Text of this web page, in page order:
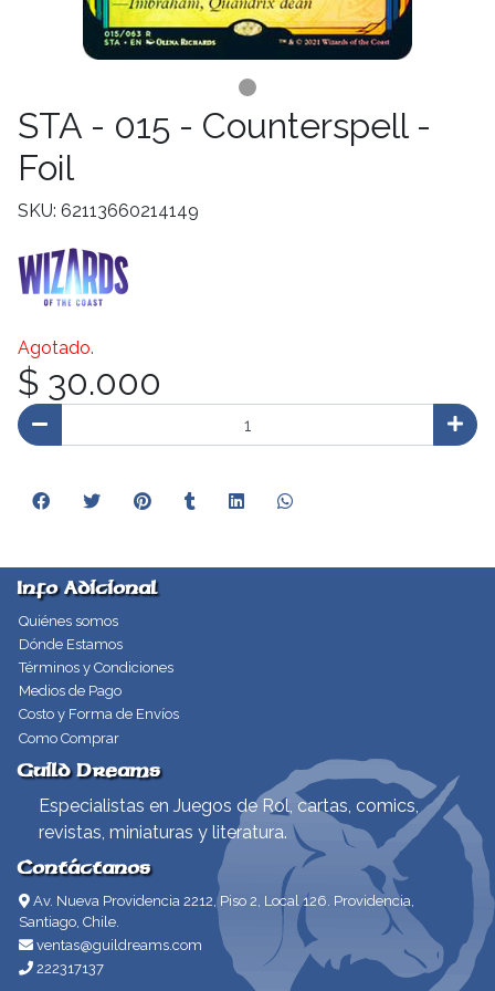
STA - 015 - Counterspell -
Foil
SKU: 62113660214149
Agotado.
$ 30.000
Info Adicional
Quiénes somos
Dónde Estamos
Términos y Condiciones
Medios de Pago
Costo y Forma de Envíos
Como Comprar
Guild Dreams
Especialistas en Juegos de Rol, cartas, comics,
revistas, miniaturas y literatura.
Contáctanos
Av. Nueva Providencia 2212, Piso 2, Local 126. Providencia,
Santiago, Chile.
ventas@guildreams.com
222317137